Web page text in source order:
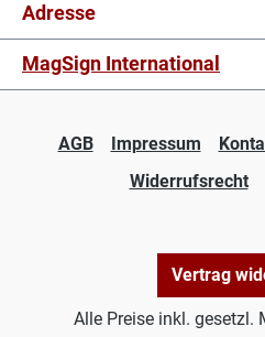
Adresse
MagSign International
AGB Impressum
Widerrufsrecht
Vertrag
Alle Preise inkl. gesetzl.